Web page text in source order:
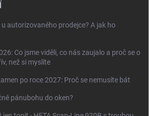
autorizovaného prodejce? A jak ho
Co jsme viděli, co nás zaujalo a proč se o
než si myslíte
po roce 2027: Proč se nemusíte bát
pánubohu do oken?